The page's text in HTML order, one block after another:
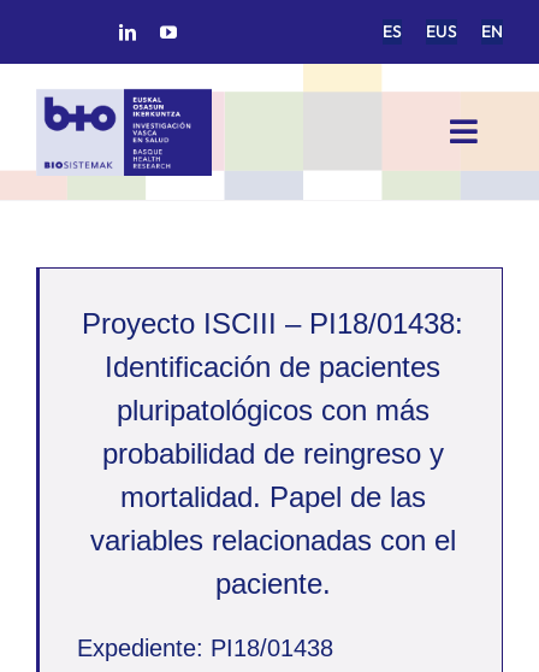
ES EUS EN
Toggle
INICIO
ÁREAS DE INVESTIGACIÓN
GRUPOS DE INVESTIGACIÓN
Proyecto ISCIII – PI18/01438:
Identificación de pacientes
pluripatológicos con más
probabilidad de reingreso y
mortalidad. Papel de las
variables relacionadas con el
paciente.
Expediente: PI18/01438